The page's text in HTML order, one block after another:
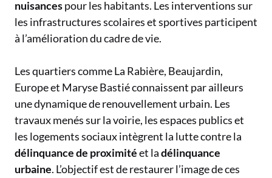
nuisancespour les habitants. Les interventions sur
les infrastructures scolaires et sportives participent
à l’amélioration du cadre de vie.
Les quartiers comme La Rabière, Beaujardin,
Europe et Maryse Bastié connaissent par ailleurs
une dynamique de renouvellement urbain. Les
travaux menés sur la voirie, les espaces publics et
les logements sociaux intègrent la lutte contre la
délinquance de proximitéet ladélinquance
urbaine. L’objectif est de restaurer l’image de ces